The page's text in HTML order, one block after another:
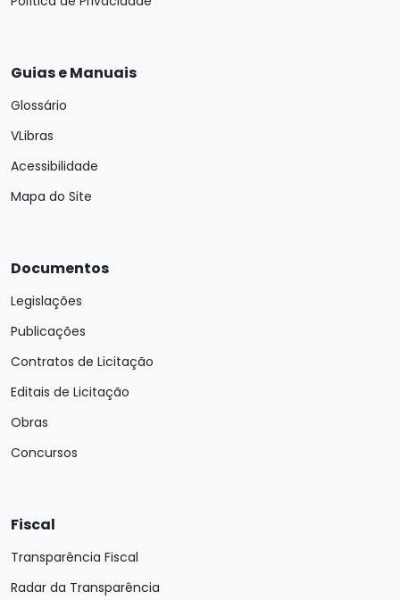
Guias e Manuais
Glossário
VLibras
Acessibilidade
Mapa do Site
Documentos
Legislações
Publicações
Contratos de Licitação
Editais de Licitação
Obras
Concursos
Fiscal
Transparência Fiscal
Radar da Transparência